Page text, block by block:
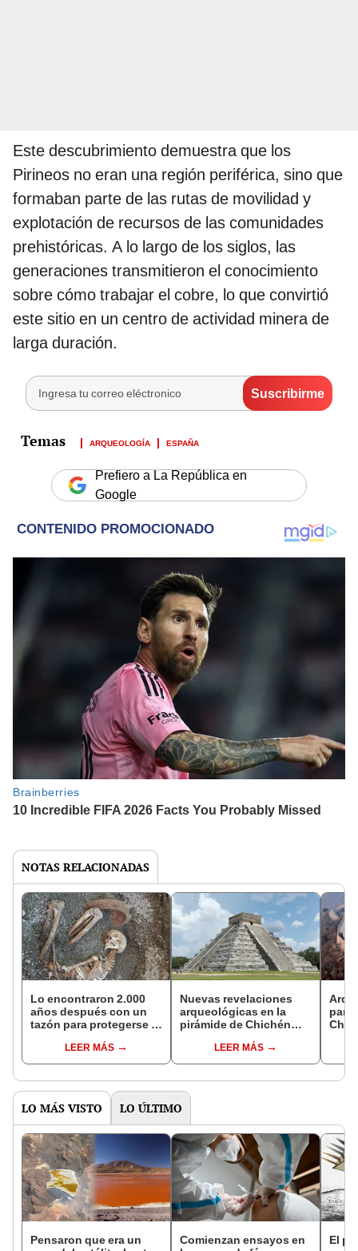
Este descubrimiento demuestra que los
Pirineos no eran una región periférica, sino que
formaban parte de las rutas de movilidad y
explotación de recursos de las comunidades
prehistóricas. A lo largo de los siglos, las
generaciones transmitieron el conocimiento
sobre cómo trabajar el cobre, lo que convirtió
este sitio en un centro de actividad minera de
larga duración.
ARQUEOLOGÍA ESPAÑA
Prefiero a La República en
Google
NOTAS RELACIONADAS
Lo encontraron 2.000
años después con un
tazón para protegerse la
para iluminar su
camino: un hombre
cuando estalló el
Vesubio
LEER MÁS
Nuevas revelaciones
arqueológicas en la
pirámide de Chichén
Kukulcán como parte
del calendario maya
LEER MÁS
LO MÁS VISTO LO ÚLTIMO
Pensaron que era un
Comienzan ensayos en
El